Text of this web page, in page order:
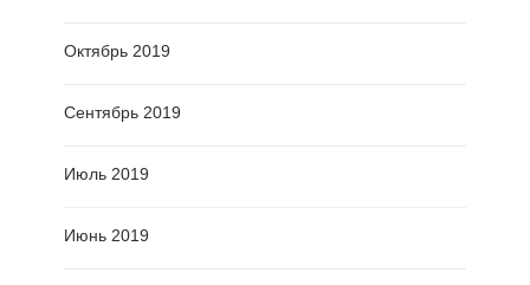
Октябрь 2019
Сентябрь 2019
Июль 2019
Июнь 2019